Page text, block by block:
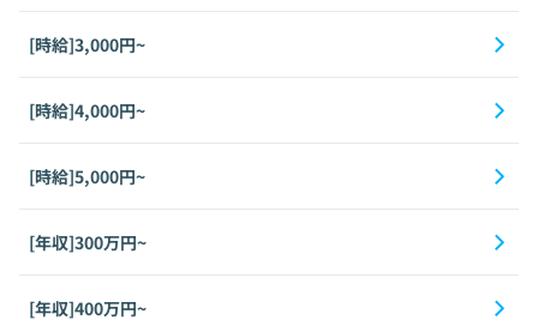
[時給]3,000円~
[時給]4,000円~
[時給]5,000円~
[年収]300万円~
[年収]400万円~